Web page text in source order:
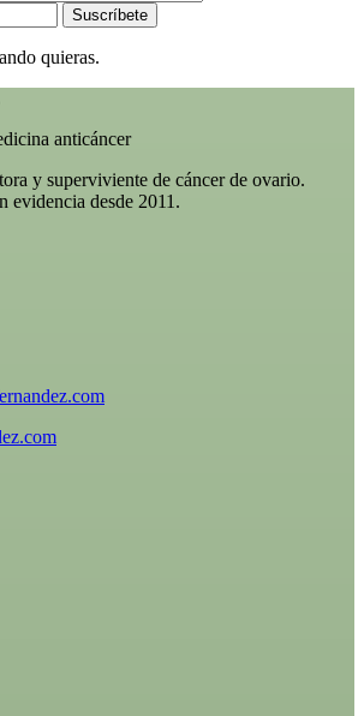
Suscríbete
quieras.
anticáncer
y superviviente de cáncer de ovario.
evidencia desde 2011.